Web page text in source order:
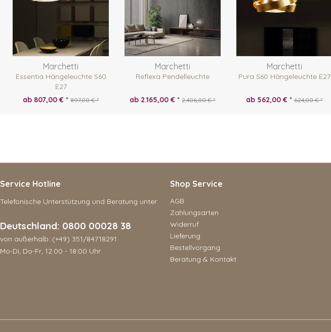
Marchetti
Essentia Hängeleuchte S60
E27
ab 807,00 € * 897,00 € *
Marchetti
Reflexa Pendelleuchte
ab 2.165,00 € * 2.406,00 € *
Marchetti
Pura S60 Hängeleuchte E27
ab 562,00 € * 624,00 € *
Service Hotline
Telefonische Unterstützung und Beratung unter:
Deutschland: 0800 00028 38
von außerhalb: (+49) 351/84718291
Mo-Di, Do-Fr, 12:00 - 18:00 Uhr
Shop Service
AGB
Zahlungsarten
Widerruf
Lieferung
Bestellvorgang
Beratung & Kontakt